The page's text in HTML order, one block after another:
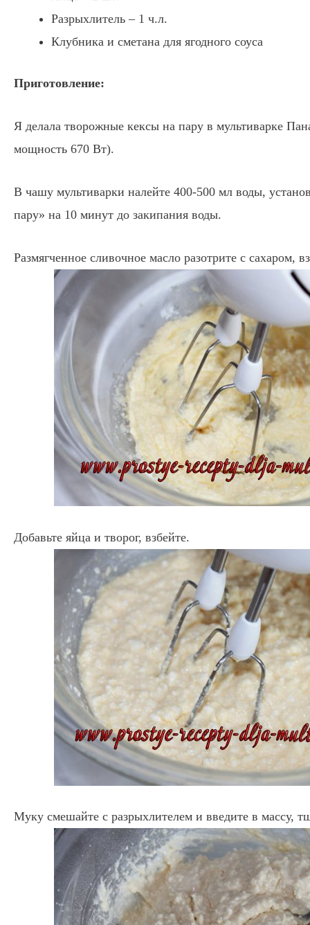
Разрыхлитель – 1 ч.л.
Клубника и сметана для ягодного соуса
Приготовление:
Я делала творожные кексы на пару в мультиварке
мощность 670 Вт).
В чашу мультиварки налейте 400-500 мл воды,
пару» на 10 минут до закипания воды.
Размягченное сливочное масло разотрите с сахаром,
Добавьте яйца и творог, взбейте.
Муку смешайте с разрыхлителем и введите в массу,